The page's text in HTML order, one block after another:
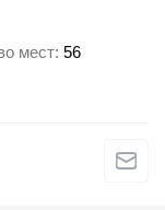
мест 56